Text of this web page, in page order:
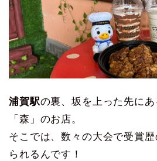
浦賀駅の裏、坂を上った先に
「森」のお店。
そこでは、数々の大会で受賞歴
られるんです！